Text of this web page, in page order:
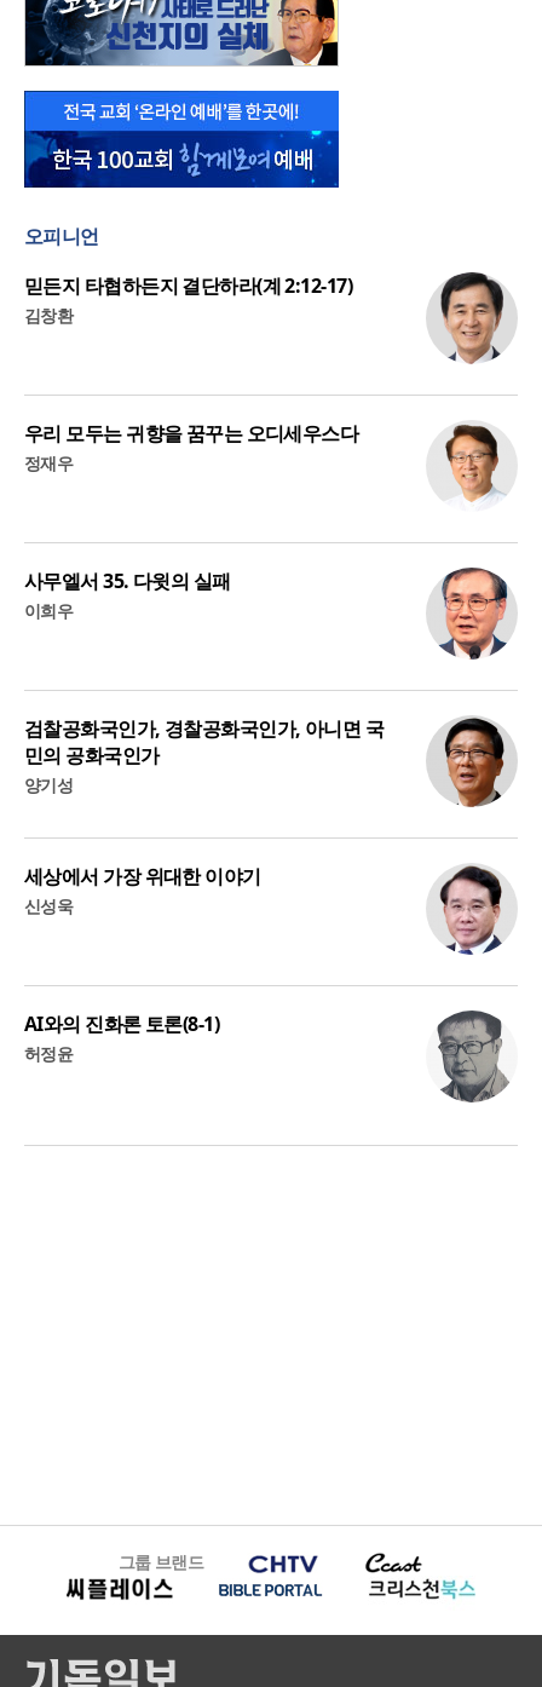
오피니언
믿든지 타협하든지 결단하라(계 2:12-17)
김창환
우리 모두는 귀향을 꿈꾸는 오디세우스다
정재우
사무엘서 35. 다윗의 실패
이희우
검찰공화국인가, 경찰공화국인가, 아니면 국
민의 공화국인가
양기성
세상에서 가장 위대한 이야기
신성욱
AI와의 진화론 토론(8-1)
허정윤
그룹 브랜드